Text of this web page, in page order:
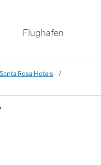
Flughäfen
Santa Rosa Hotels
/